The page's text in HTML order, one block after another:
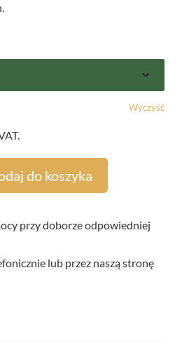
Wyczyść
do koszyka
przy doborze odpowiedniej
lub przez naszą stronę